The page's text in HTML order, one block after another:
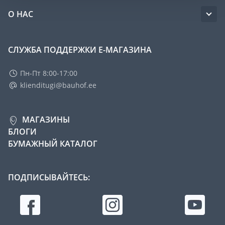
О НАС
СЛУЖБА ПОДДЕРЖКИ Е-МАГАЗИНА
Пн-Пт 8:00-17:00
klienditugi@bauhof.ee
МАГАЗИНЫ
БЛОГИ
БУМАЖНЫЙ КАТАЛОГ
ПОДПИСЫВАЙТЕСЬ: